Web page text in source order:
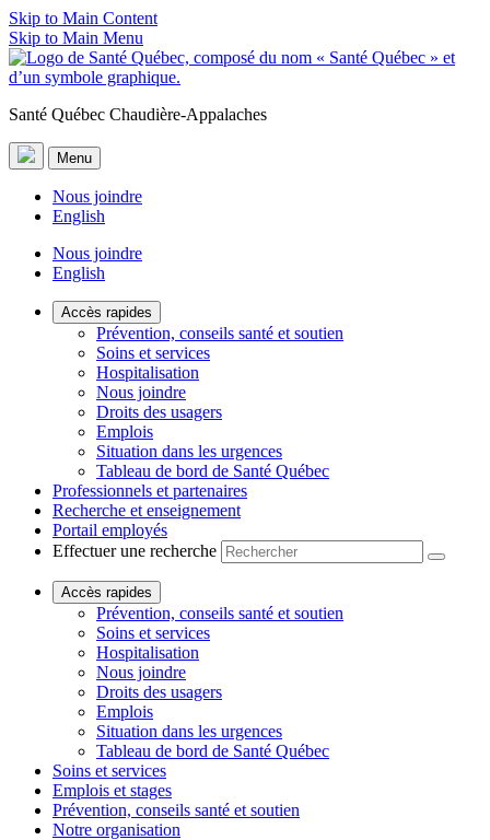
Skip to Main Content
Skip to Main Menu
Santé Québec Chaudière-Appalaches
Menu
Nous joindre
English
Nous joindre
English
Accès rapides
Prévention, conseils santé et soutien
Soins et services
Hospitalisation
Nous joindre
Droits des usagers
Emplois
Situation dans les urgences
Tableau de bord de Santé Québec
Professionnels et partenaires
Recherche et enseignement
Portail employés
Effectuer une recherche
Accès rapides
Prévention, conseils santé et soutien
Soins et services
Hospitalisation
Nous joindre
Droits des usagers
Emplois
Situation dans les urgences
Tableau de bord de Santé Québec
Soins et services
Emplois et stages
Prévention, conseils santé et soutien
Notre organisation